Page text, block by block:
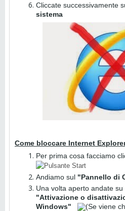
Cliccate successivamente
sistema
Come bloccare Internet
Per prima cosa facciamo
Andiamo sul "Pannello di
Una volta aperto andate su
"Attivazione o
Windows"
(Se viene